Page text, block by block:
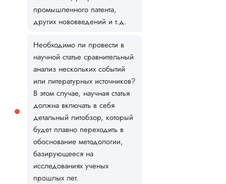
промышленного патента,
других нововведений и т.д.
Необходимо ли провести в
научной статье сравнительный
анализ нескольких событий
или литературных источников?
В этом случае, научная статья
должна включать в себя
детальный литобзор, который
будет плавно переходить в
обоснование методологии,
базирующееся на
исследованиях ученых
прошлых лет.